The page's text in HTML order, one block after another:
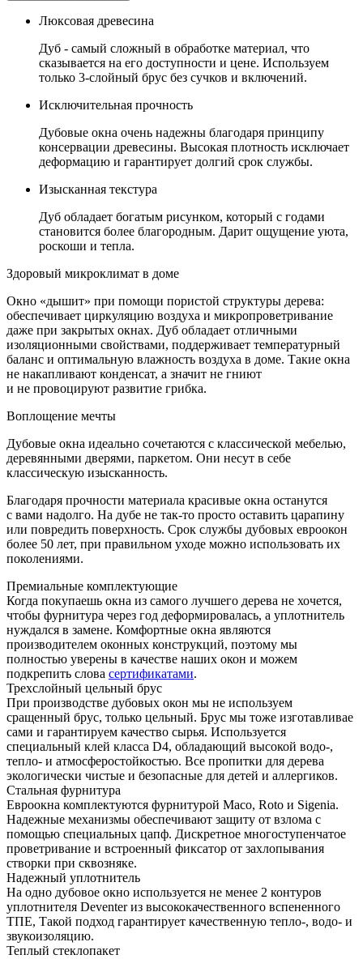
Люксовая древесина
Дуб - самый сложный в обработке материал, что
сказывается на его доступности и цене. Используем
только 3-слойный брус без сучков и включений.
Исключительная прочность
Дубовые окна очень надежны благодаря принципу
консервации древесины. Высокая плотность исключает
деформацию и гарантирует долгий срок службы.
Изысканная текстура
Дуб обладает богатым рисунком, который с годами
становится более благородным. Дарит ощущение уюта,
роскоши и тепла.
Здоровый микроклимат в доме
Окно «дышит» при помощи пористой структуры дерева:
обеспечивает циркуляцию воздуха и микропроветривание
даже при закрытых окнах. Дуб обладает отличными
изоляционными свойствами, поддерживает температурный
баланс и оптимальную влажность воздуха в доме. Такие окна
не накапливают конденсат, а значит не гниют
и не провоцируют развитие грибка.
Воплощение мечты
Дубовые окна идеально сочетаются с классической мебелью,
деревянными дверями, паркетом. Они несут в себе
классическую изысканность.
Благодаря прочности материала красивые окна останутся
с вами надолго. На дубе не так-то просто оставить царапину
или повредить поверхность. Срок службы дубовых евроокон
более 50 лет, при правильном уходе можно использовать их
поколениями.
Премиальные комплектующие
Когда покупаешь окна из самого лучшего дерева не хочется,
чтобы фурнитура через год деформировалась, а уплотнитель
нуждался в замене. Комфортные окна являются
производителем оконных конструкций, поэтому мы
полностью уверены в качестве наших окон и можем
подкрепить слова сертификатами.
Трехслойный цельный брус
При производстве дубовых окон мы не используем
сращенный брус, только цельный. Брус мы тоже изготавливае
сами и гарантируем качество сырья. Используется
специальный клей класса D4, обладающий высокой водо-,
тепло- и атмосферостойкостью. Все пропитки для дерева
экологически чистые и безопасные для детей и аллергиков.
Стальная фурнитура
Евроокна комплектуются фурнитурой Maco, Roto и Sigenia.
Надежные механизмы обеспечивают защиту от взлома с
помощью специальных цапф. Дискретное многоступенчатое
проветривание и встроенный фиксатор от захлопывания
створки при сквозняке.
Надежный уплотнитель
На одно дубовое окно используется не менее 2 контуров
уплотнителя Deventer из высококачественного вспененного
ТПЕ, Такой подход гарантирует качественную тепло-, водо- и
звукоизоляцию.
Теплый стеклопакет